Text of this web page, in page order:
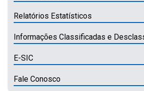
Relatórios Estatísticos
Informações Classificadas e
E-SIC
Fale Conosco